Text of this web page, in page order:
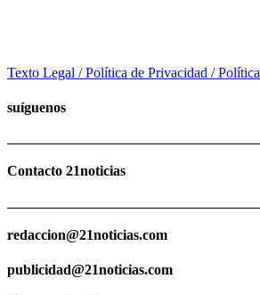
Texto Legal / Política de Privacidad /
suíguenos
Contacto 21noticias
redaccion@21noticias.com
publicidad@21noticias.com